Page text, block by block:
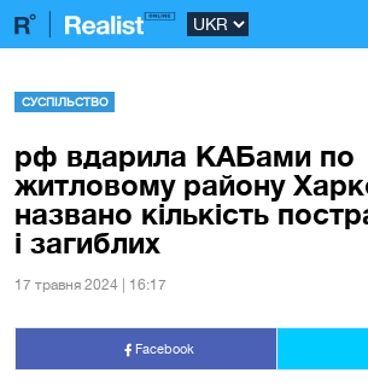
СУСПІЛЬСТВО
рф вдарила КАБами по
житловому району
названо кількість
і загиблих
17 травня 2024 | 16:17
Facebook